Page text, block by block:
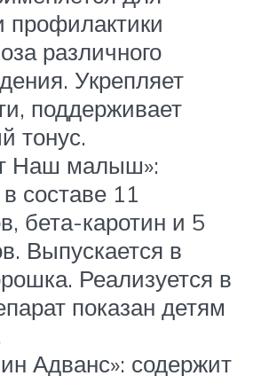
профилактики
различного
Укрепляет
поддерживает
тонус.
Наш малыш»:
составе 11
бета-каротин и 5
Выпускается в
Реализуется в
показан детям
Адванс»: содержит